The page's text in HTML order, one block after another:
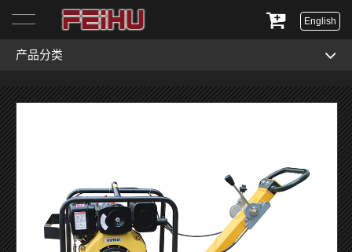
English
产品分类
首页
关于我们
新闻资讯